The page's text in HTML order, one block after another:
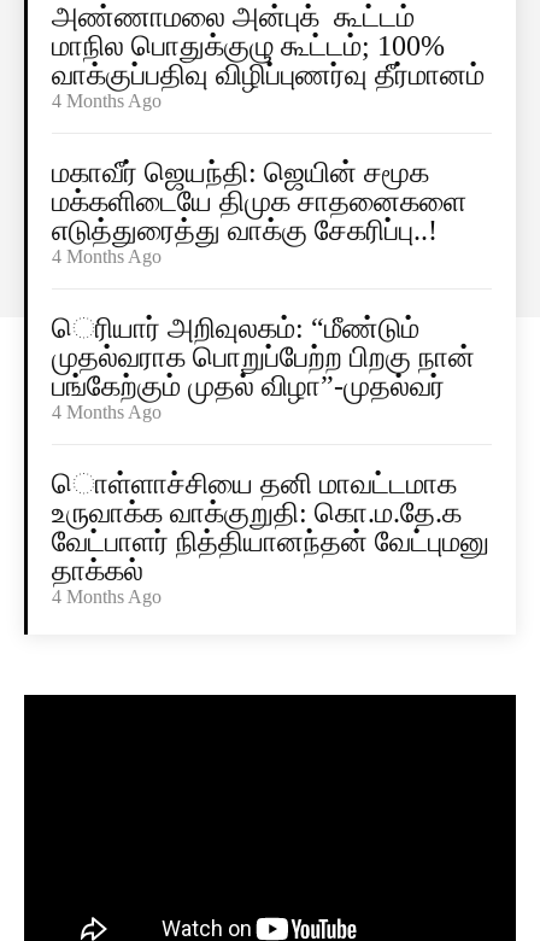
அண்ணாமலை அன்புக் கூட்டம்
மாநில பொதுக்குழு கூட்டம்; 100%
வாக்குப்பதிவு விழிப்புணர்வு தீர்மானம்
4 Months Ago
மகாவீர் ஜெயந்தி: ஜெயின் சமூக
மக்களிடையே திமுக சாதனைகளை
எடுத்துரைத்து வாக்கு சேகரிப்பு..!
4 Months Ago
ெரியார் அறிவுலகம்: “மீண்டும்
முதல்வராக பொறுப்பேற்ற பிறகு நான்
பங்கேற்கும் முதல் விழா”-முதல்வர்
4 Months Ago
ொள்ளாச்சியை தனி மாவட்டமாக
உருவாக்க வாக்குறுதி: கொ.ம.தே.க
வேட்பாளர் நித்தியானந்தன் வேட்புமனு
தாக்கல்
4 Months Ago